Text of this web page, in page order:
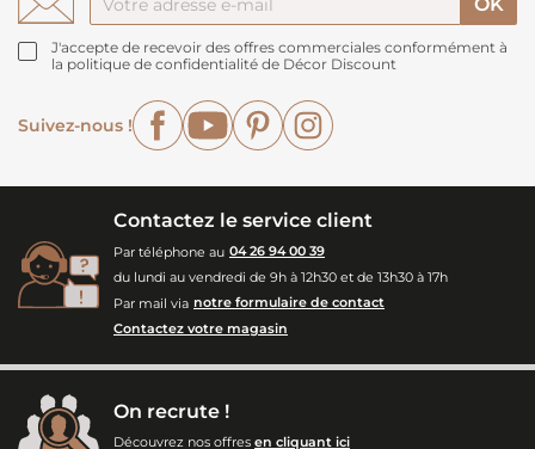
J'accepte de recevoir des offres commerciales conformément à
la politique de confidentialité de Décor Discount
Suivez-nous !
FacebookYouTubePinterest
Contactez le service client
Par téléphone au 04 26 94 00 39
du lundi au vendredi de 9h à 12h30 et de 13h30 à 17h
Par mail via notre formulaire de contact
Contactez votre magasin
On recrute !
Découvrez nos offres en cliquant ici